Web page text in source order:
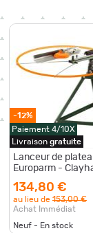
-12%
Paiement 4/10X
Livraison gratuite
Lanceur de
Europarm -
134,80 €
au lieu de 153,00 €
Achat Immédiat
Neuf - En stock